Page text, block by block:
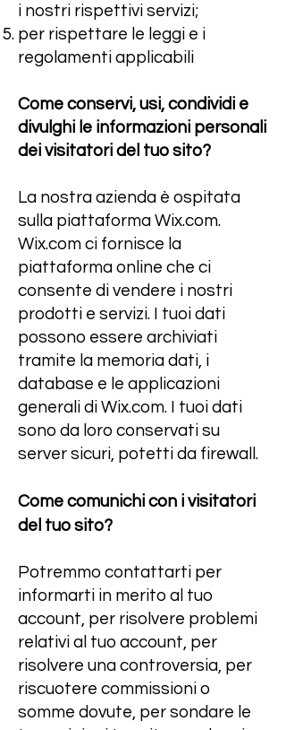
i nostri rispettivi servizi;
per rispettare le leggi e i
regolamenti applicabili
Come conservi, usi, condividi e
divulghi le informazioni personali
dei visitatori del tuo sito?
La nostra azienda è ospitata
sulla piattaforma Wix.com.
Wix.com ci fornisce la
piattaforma online che ci
consente di vendere i nostri
prodotti e servizi. I tuoi dati
possono essere archiviati
tramite la memoria dati, i
database e le applicazioni
generali di Wix.com. I tuoi dati
sono da loro conservati su
server sicuri, potetti da firewall.
Come comunichi con i visitatori
del tuo sito?
Potremmo contattarti per
informarti in merito al tuo
account, per risolvere problemi
relativi al tuo account, per
risolvere una controversia, per
riscuotere commissioni o
somme dovute, per sondare le